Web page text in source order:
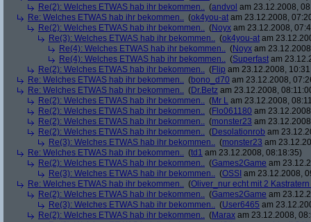
Re(2): Welches ETWAS hab ihr bekommen.. (andvol am 23.12.2008,
Re: Welches ETWAS hab ihr bekommen.. (ok4you-at am 23.12.2008,
Re(2): Welches ETWAS hab ihr bekommen.. (Noyx am 23.12.2008,
Re(3): Welches ETWAS hab ihr bekommen.. (ok4you-at am
Re(4): Welches ETWAS hab ihr bekommen.. (Noyx am
Re(4): Welches ETWAS hab ihr bekommen.. (Superfast am
Re(2): Welches ETWAS hab ihr bekommen.. (Flip am 23.12.2008,
Re: Welches ETWAS hab ihr bekommen.. (bono_d70 am 23.12.2008,
Re: Welches ETWAS hab ihr bekommen.. (Dr.Betz am 23.12.2008,
Re(2): Welches ETWAS hab ihr bekommen.. (Mr L am 23.12.2008,
Re(2): Welches ETWAS hab ihr bekommen.. (Flo061180 am
Re(2): Welches ETWAS hab ihr bekommen.. (monster23 am
Re(2): Welches ETWAS hab ihr bekommen.. (Desolationrob am
Re(3): Welches ETWAS hab ihr bekommen.. (monster23 am
Re: Welches ETWAS hab ihr bekommen.. (td1 am 23.12.2008, 08:18:35)
Re(2): Welches ETWAS hab ihr bekommen.. (Games2Game am
Re(3): Welches ETWAS hab ihr bekommen.. (OSSI am 23.12.2008,
Re: Welches ETWAS hab ihr bekommen.. (Oliver_nur echt mit 2
Re(2): Welches ETWAS hab ihr bekommen.. (Games2Game am
Re(3): Welches ETWAS hab ihr bekommen.. (User6465 am
Re(2): Welches ETWAS hab ihr bekommen.. (Marax am 23.12.2008,